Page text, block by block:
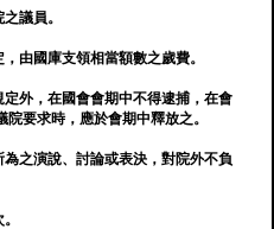
議員。
由國庫支領相當額數之歲費。
外，在國會會期中不得逮捕，在會
要求時，應於會期中釋放之。
之演說、討論或表決，對院外不負